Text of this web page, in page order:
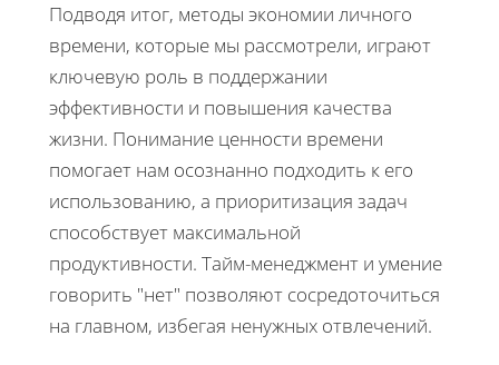
Подводя итог, методы экономии личного
времени, которые мы рассмотрели, играют
ключевую роль в поддержании
эффективности и повышения качества
жизни. Понимание ценности времени
помогает нам осознанно подходить к его
использованию, а приоритизация задач
способствует максимальной
продуктивности. Тайм-менеджмент и умение
говорить "нет" позволяют сосредоточиться
на главном, избегая ненужных отвлечений.